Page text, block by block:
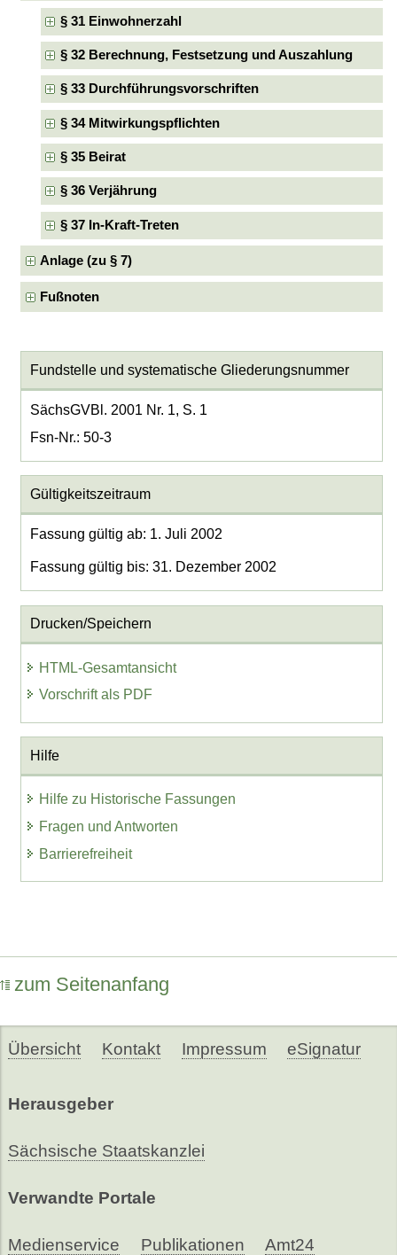
§ 31 Einwohnerzahl
§ 32 Berechnung, Festsetzung und Auszahlung
§ 33 Durchführungsvorschriften
§ 34 Mitwirkungspflichten
§ 35 Beirat
§ 36 Verjährung
§ 37 In-Kraft-Treten
Anlage (zu § 7)
Fußnoten
Fundstelle und systematische Gliederungsnummer
SächsGVBl. 2001 Nr. 1, S. 1
Fsn-Nr.: 50-3
Gültigkeitszeitraum
Fassung gültig ab: 1. Juli 2002
Fassung gültig bis: 31. Dezember 2002
Drucken/Speichern
HTML-Gesamtansicht
Vorschrift als PDF
Hilfe
Hilfe zu Historische Fassungen
Fragen und Antworten
Barrierefreiheit
zum Seitenanfang
Übersicht Kontakt Impressum eSignatur
Herausgeber
Sächsische Staatskanzlei
Verwandte Portale
Medienservice Publikationen Amt24